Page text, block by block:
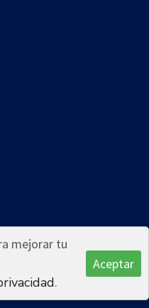
Actual
mejorar tu
.
Aceptar